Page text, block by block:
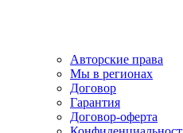
Авторские права
Мы в регионах
Договор
Гарантия
Договор-оферта